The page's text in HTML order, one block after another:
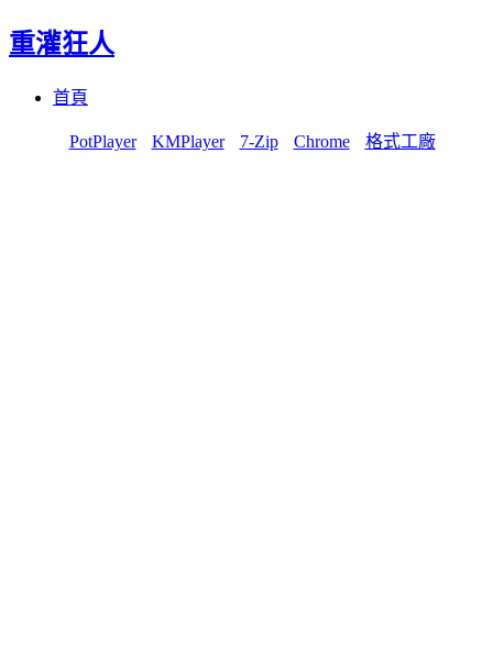
重灌狂人
首頁
PotPlayer KMPlayer 7-Zip Chrome 格式工廠